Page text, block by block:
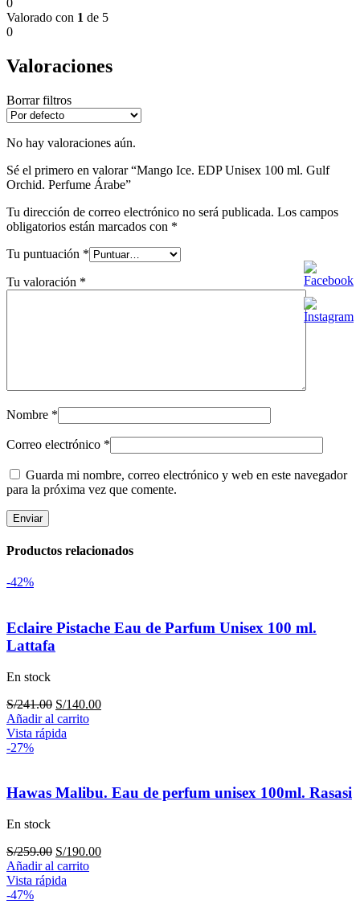
Valorado con 1 de 5
0
Valoraciones
Borrar filtros
No hay valoraciones aún.
Sé el primero en valorar “Mango Ice. EDP Unisex 100 ml. Gulf
Orchid. Perfume Árabe”
Tu dirección de correo electrónico no será publicada. Los campos
obligatorios están marcados con *
Tu puntuación *
Tu valoración *
Nombre *
Correo electrónico *
Guarda mi nombre, correo electrónico y web en este navegador
para la próxima vez que comente.
Productos relacionados
-42%
Eclaire Pistache Eau de Parfum Unisex 100 ml.
Lattafa
En stock
S/241.00 El
precio
original
S/140.00El
Añadir al carrito
Vista rápida
-27%
Hawas Malibu. Eau de perfum unisex 100ml. Rasasi
En stock
S/259.00 El
precio
original
S/190.00El
Añadir al carrito
Vista rápida
-47%